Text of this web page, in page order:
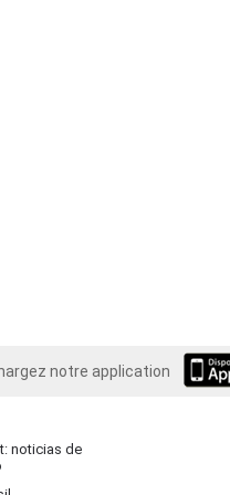
notre application
Android
noticias de